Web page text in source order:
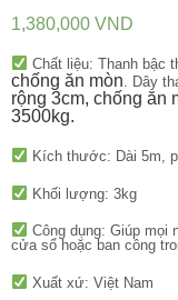
1,380,000 VND
Chất liệu: Thanh bậc
chống ăn mòn. Dây
rộng 3cm, chống ăn
3500kg.
Kích thước: Dài 5m,
Khối lượng: 3kg
Công dụng: Giúp mọi
cửa sổ hoặc ban công
Xuất xứ: Việt Nam